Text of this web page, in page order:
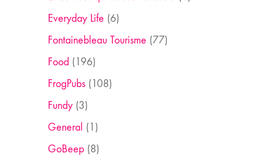
Everyday Life (6)
Fontainebleau Tourisme (77)
Food (196)
FrogPubs(108)
Fundy(3)
General (1)
GoBeep(8)